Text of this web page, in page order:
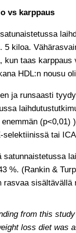
vs karppaus
5 kiloa.
kun taas
HDL:n nousu
ja runsaasti
selektiinissä tai
satunnaistetussa
%. (Rankin &
rasvaa sisältävällä
from this
loss diet was